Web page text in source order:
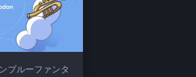
ブルーファンタ